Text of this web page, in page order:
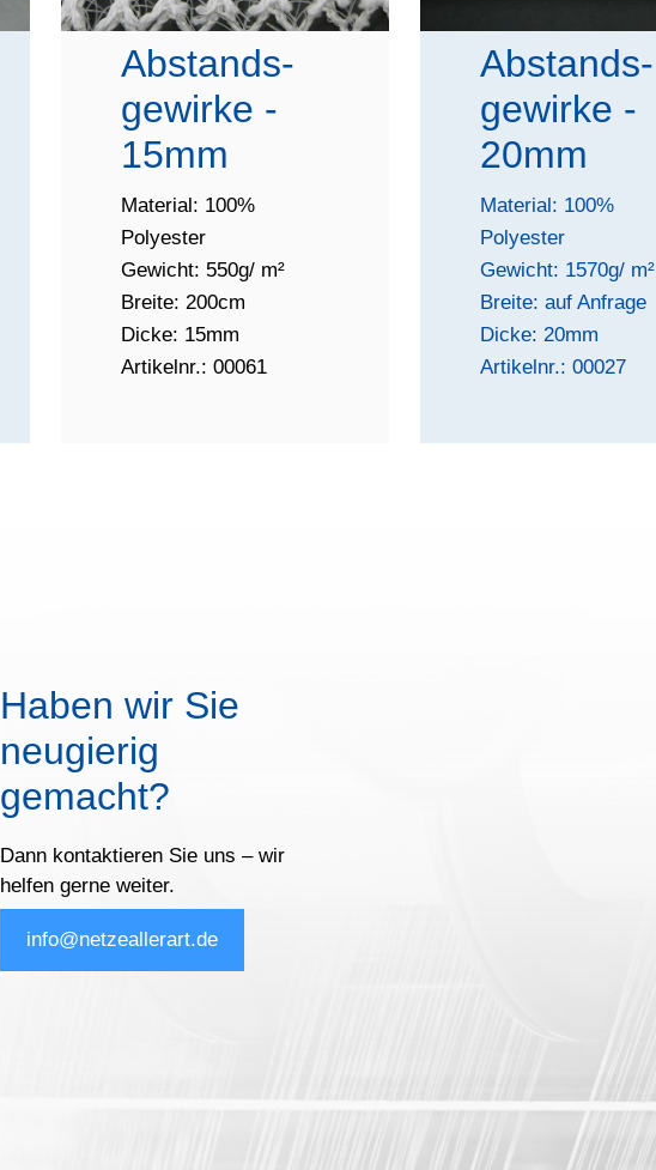
Abstands-
gewirke -
15mm
Material: 100%
Polyester
Gewicht: 550g/ m²
Breite: 200cm
Dicke: 15mm
Artikelnr.: 00061
Abstands-
gewirke -
20mm
Material: 100%
Polyester
Gewicht: 1570g/ m²
Breite: auf Anfrage
Dicke: 20mm
Artikelnr.: 00027
Haben wir Sie
neugierig
gemacht?
Dann kontaktieren Sie uns – wir
helfen gerne weiter.
info@netzeallerart.de